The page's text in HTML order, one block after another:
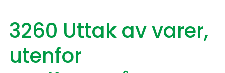
3260 Uttak av varer,
utenfor